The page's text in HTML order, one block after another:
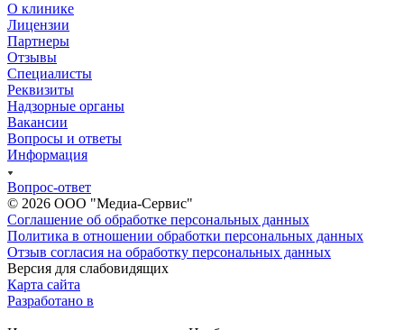
О клинике
Лицензии
Партнеры
Отзывы
Специалисты
Реквизиты
Надзорные органы
Вакансии
Вопросы и ответы
Информация
Вопрос-ответ
© 2026 ООО "Медиа-Сервис"
Соглашение об обработке персональных данных
Политика в отношении обработки персональных данных
Отзыв согласия на обработку персональных данных
Версия для слабовидящих
Карта сайта
Разработано в